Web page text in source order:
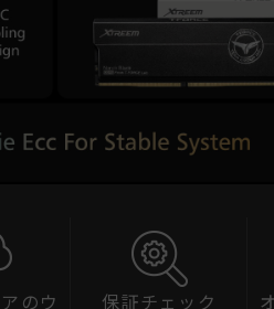
のウ
保証チェック